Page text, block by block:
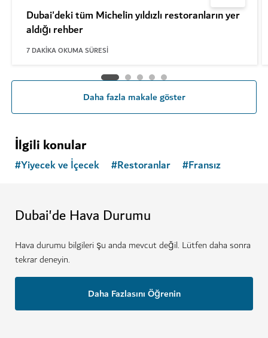
Dubai'deki tüm Michelin yıldızlı restoranların yer
aldığı rehber
7 DAKIKA OKUMA SÜRESI
Daha fazla makale göster
İlgili konular
#Yiyecek ve İçecek #Restoranlar #Fransız
Dubai'de Hava Durumu
Hava durumu bilgileri şu anda mevcut değil. Lütfen daha sonra
tekrar deneyin.
Daha Fazlasını Öğrenin